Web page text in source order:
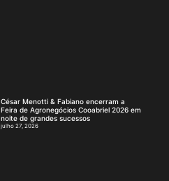
César Menotti & Fabiano encerram a
Feira de Agronegócios Cooabriel 2026 em
noite de grandes sucessos
julho 27, 2026